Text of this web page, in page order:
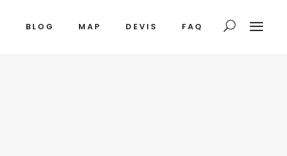
BLOG MAP DEVIS FAQ